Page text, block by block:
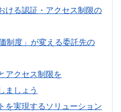
ける​認証・アクセス制限の​
制度」が​変える​委託先の​
アクセス制限を​
ましょう
を​実現する​ソリューション